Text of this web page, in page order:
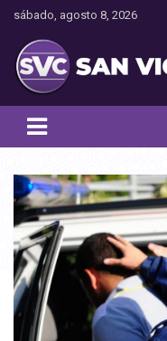
Saltar
contenido
sábado, agosto 8, 2026
San
Toda la actualidad